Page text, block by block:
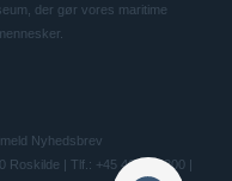
der gør vores maritime
Nyhedsbrev
Roskilde | Tlf.: +45 46 300 200 |